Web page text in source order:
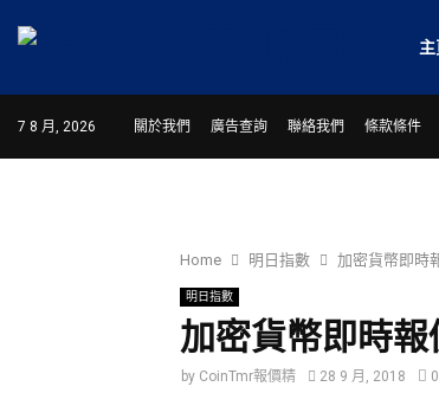
7 8 月, 2026 關於我們 廣告查詢 聯絡我們 條款條件
Home 明日指數 加密貨幣即時
明日指數
加密貨幣即時
by CoinTmr報價精 28 9 月, 2018 0